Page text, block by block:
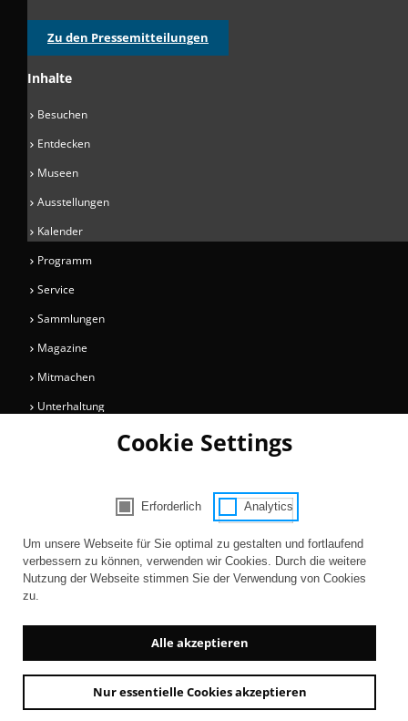
Zu den Pressemitteilungen
Inhalte
Besuchen
Entdecken
Museen
Ausstellungen
Kalender
Programm
Service
Sammlungen
Magazine
Mitmachen
Unterhaltung
rund um die Kölner Museen.
Zur Registrierung
Datenschutz
Cookie Settings
Consent Selection | Auswahl der
Erforderlich Analytics
Um unsere Webseite für Sie optimal zu gestalten und fortlaufend
verbessern zu können, verwenden wir Cookies. Durch die weitere
Nutzung der Webseite stimmen Sie der Verwendung von Cookies
zu.
Alle akzeptieren
Nur essentielle Cookies akzeptieren